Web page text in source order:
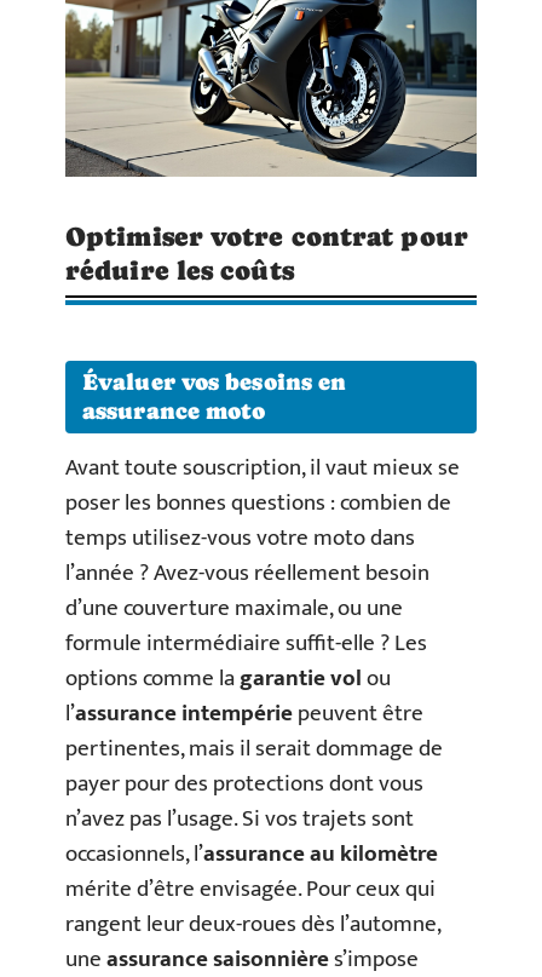
Optimiser votre contrat pour
réduire les coûts
Évaluer vos besoins en
assurance moto
Avant toute souscription, il vaut mieux se
poser les bonnes questions : combien de
temps utilisez-vous votre moto dans
l’année ? Avez-vous réellement besoin
d’une couverture maximale, ou une
formule intermédiaire suffit-elle ? Les
options comme lagarantie volou
l’assurance intempériepeuvent être
pertinentes, mais il serait dommage de
payer pour des protections dont vous
n’avez pas l’usage. Si vos trajets sont
occasionnels, l’assurance au kilomètre
mérite d’être envisagée. Pour ceux qui
rangent leur deux-roues dès l’automne,
uneassurance saisonnières’impose